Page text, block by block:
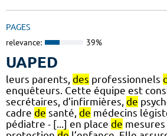
PAGES
relevance: 39%
UAPED
leurs parents, des professionnels
enquêteurs. Cette équipe est
secrétaires, d’infirmières, de
cadre de santé, de médecins
pédiatre - [...] en place de mesures